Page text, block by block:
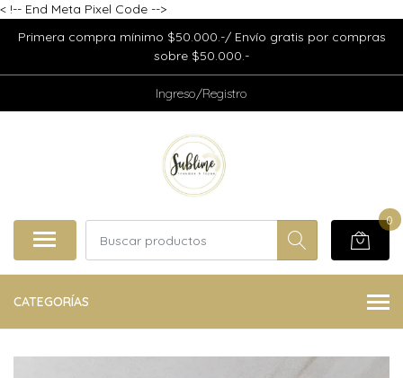
< !-- End Meta Pixel Code -->
Primera compra mínimo $50.000.-/ Envío gratis por compras
sobre $50.000.-
Ingreso/Registro
0
CATEGORÍAS